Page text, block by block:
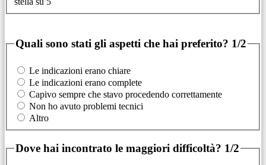
Quali sono stati gli aspetti che hai preferito? 1/2
Le indicazioni erano chiare
Le indicazioni erano complete
Capivo sempre che stavo procedendo correttamente
Non ho avuto problemi tecnici
Altro
Dove hai incontrato le maggiori difficoltà? 1/2